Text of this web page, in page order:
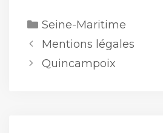
Catégories
Seine-Maritime
Mentions légales
Quincampoix